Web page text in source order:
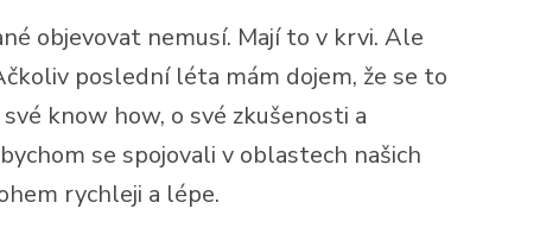
objevovat nemusí. Mají to v krvi. Ale
poslední léta mám dojem, že se to
know how, o své zkušenosti a
se spojovali v oblastech našich
rychleji a lépe.